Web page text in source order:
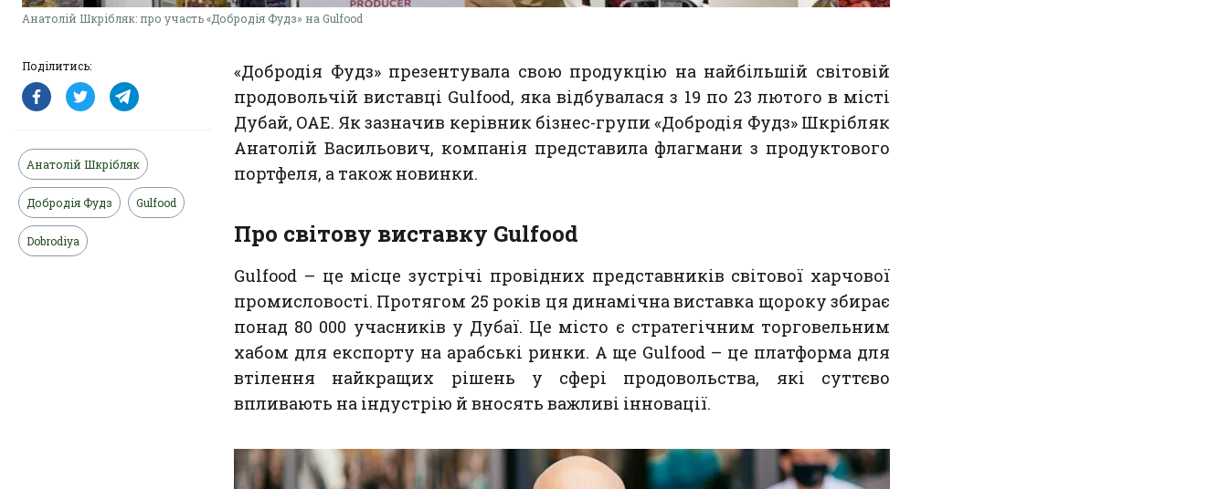
Анатолій Шкрібляк: про участь «Добродія Фудз» на Gulfood
Поділитись:
Анатолій Шкрібляк
Добродія Фудз Gulfood
Dobrodiya
«Добродія Фудз» презентувала свою продукцію на найбільшій світовій
продовольчій виставці Gulfood, яка відбувалася з 19 по 23 лютого в місті
Дубай, ОАЕ. Як зазначив керівник бізнес-групи «Добродія Фудз» Шкрібляк
Анатолій Васильович, компанія представила флагмани з продуктового
портфеля, а також новинки.
Про світову виставку Gulfood
Gulfood – це місце зустрічі провідних представників світової харчової
промисловості. Протягом 25 років ця динамічна виставка щороку збирає
понад 80 000 учасників у Дубаї. Це місто є стратегічним торговельним
хабом для експорту на арабські ринки. А ще Gulfood – це платформа для
втілення найкращих рішень у сфері продовольства, які суттєво
впливають на індустрію й вносять важливі інновації.